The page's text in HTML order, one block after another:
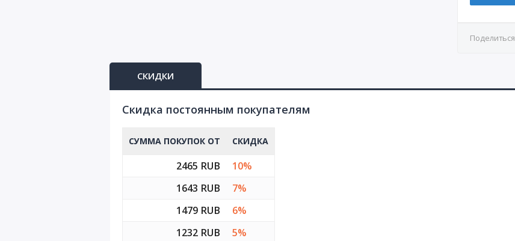
Поделиться
СКИДКИ
Cкидка постоянным покупателям
СУММА ПОКУПОК ОТ СКИДКА
2465 RUB
10%
1643 RUB
7%
1479 RUB
6%
1232 RUB
5%